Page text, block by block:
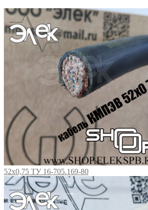
52х0,75 ТУ 16-705.169-80